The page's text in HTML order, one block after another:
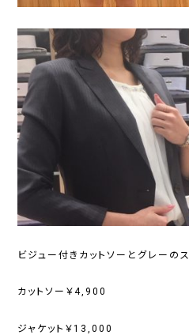
ビジュー付きカットソーとグレーの
カットソー￥4,900
ジャケット￥13,000